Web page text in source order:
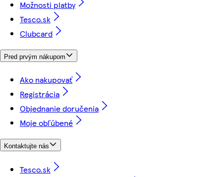
Možnosti platby
Tesco.sk
Clubcard
Pred prvým nákupom
Ako nakupovať
Registrácia
Objednanie doručenia
Moje obľúbené
Kontaktujte nás
Tesco.sk